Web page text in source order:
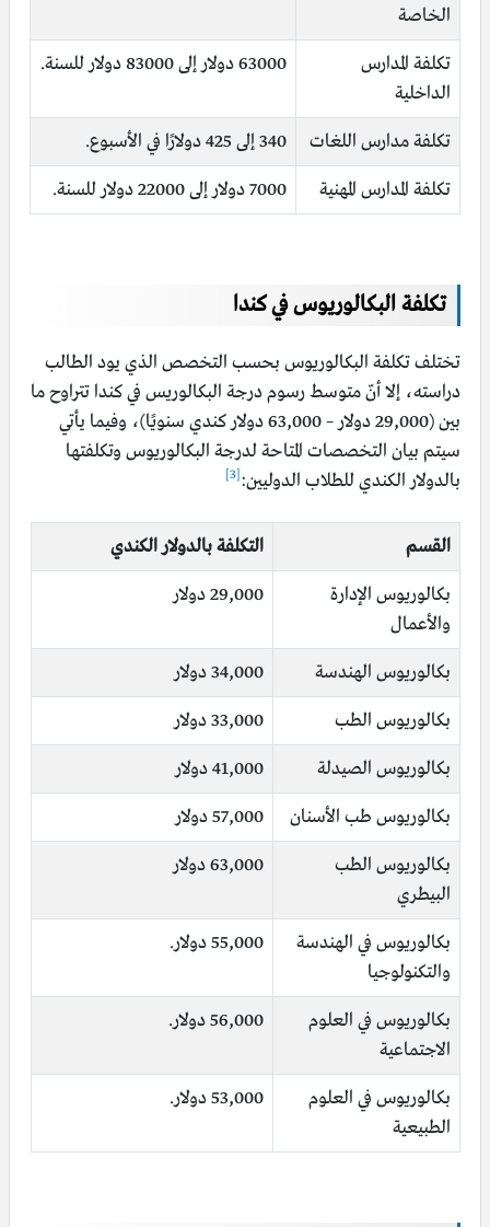
الخاصة
تكلفة المدارس
الداخلية
63000 دولار إلى 83000 دولار للسنة.
تكلفة مدارس اللغات 340 إلى 425 دولارًا في الأسبوع.
تكلفة المدارس المهنية 7000 دولار إلى 22000 دولار للسنة.
تكلفة البكالوريوس في كندا
تختلف تكلفة البكالوريوس بحسب التخصص الذي يود الطالب
دراسته، إلا أنّ متوسط رسوم درجة البكالوريس في كندا تتراوح ما
بين (29,000 دولار – 63,000 دولار كندي سنويًا)، وفيما يأتي
سيتم بيان التخصصات المتاحة لدرجة البكالوريوس وتكلفتها
بالدولار الكندي للطلاب الدوليين:[3]
القسم التكلفة بالدولار الكندي
بكالوريوس الإدارة
والأعمال
29,000 دولار
بكالوريوس الهندسة 34,000 دولار
بكالوريوس الطب 33,000 دولار
بكالوريوس الصيدلة 41,000 دولار
بكالوريوس طب الأسنان 57,000 دولار
بكالوريوس الطب
البيطري
63,000 دولار
بكالوريوس في الهندسة
والتكنولوجيا
55,000 دولار.
بكالوريوس في العلوم
الاجتماعية
56,000 دولار.
بكالوريوس في العلوم
الطبيعية
53,000 دولار.